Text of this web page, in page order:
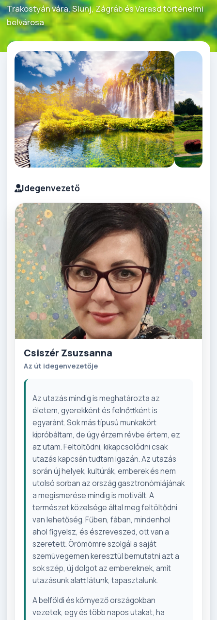
Trakostyán vára, Slunj, Zágráb és Varasd történelmi
belvárosa
Idegenvezető
Csiszér Zsuzsanna
Az út idegenvezetője
Az utazás mindig is meghatározta az
életem, gyerekként és felnőttként is
egyaránt. Sok más típusú munkakört
kipróbáltam, de úgy érzem révbe értem, ez
az utam. Feltöltődni, kikapcsolódni csak
utazás kapcsán tudtam igazán. Az utazás
során új helyek, kultúrák, emberek és nem
utolsó sorban az ország gasztronómiájának
a megismerése mindig is motivált. A
természet közelsége által meg feltöltődni
van lehetőség. Fűben, fában, mindenhol
ahol figyelsz, és észreveszed, ott van a
szeretett. Örömömre szolgál a saját
szemüvegemen keresztül bemutatni azt a
sok szép, új dolgot az embereknek, amit
utazásunk alatt látunk, tapasztalunk.
A belföldi és környező országokban
vezetek, egy és több napos utakat, ha